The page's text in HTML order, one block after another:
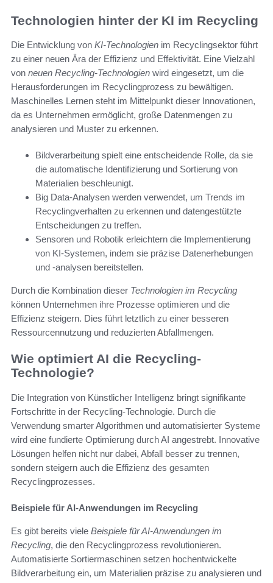
Technologien hinter der KI im Recycling
Die Entwicklung von KI-Technologien im Recyclingsektor führt
zu einer neuen Ära der Effizienz und Effektivität. Eine Vielzahl
von neuen Recycling-Technologien wird eingesetzt, um die
Herausforderungen im Recyclingprozess zu bewältigen.
Maschinelles Lernen steht im Mittelpunkt dieser Innovationen,
da es Unternehmen ermöglicht, große Datenmengen zu
analysieren und Muster zu erkennen.
Bildverarbeitung spielt eine entscheidende Rolle, da sie
die automatische Identifizierung und Sortierung von
Materialien beschleunigt.
Big Data-Analysen werden verwendet, um Trends im
Recyclingverhalten zu erkennen und datengestützte
Entscheidungen zu treffen.
Sensoren und Robotik erleichtern die Implementierung
von KI-Systemen, indem sie präzise Datenerhebungen
und -analysen bereitstellen.
Durch die Kombination dieser Technologien im Recycling
können Unternehmen ihre Prozesse optimieren und die
Effizienz steigern. Dies führt letztlich zu einer besseren
Ressourcennutzung und reduzierten Abfallmengen.
Wie optimiert AI die Recycling-
Technologie?
Die Integration von Künstlicher Intelligenz bringt signifikante
Fortschritte in der Recycling-Technologie. Durch die
Verwendung smarter Algorithmen und automatisierter Systeme
wird eine fundierte Optimierung durch AI angestrebt. Innovative
Lösungen helfen nicht nur dabei, Abfall besser zu trennen,
sondern steigern auch die Effizienz des gesamten
Recyclingprozesses.
Beispiele für AI-Anwendungen im Recycling
Es gibt bereits viele Beispiele für AI-Anwendungen im
Recycling, die den Recyclingprozess revolutionieren.
Automatisierte Sortiermaschinen setzen hochentwickelte
Bildverarbeitung ein, um Materialien präzise zu analysieren und